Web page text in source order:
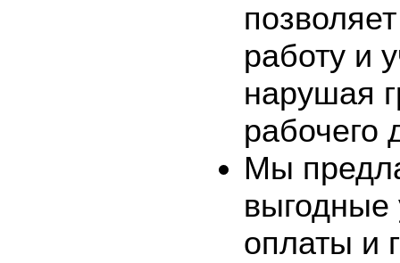
работу и
нарушая
рабочего
Мы
выгодные
оплаты и